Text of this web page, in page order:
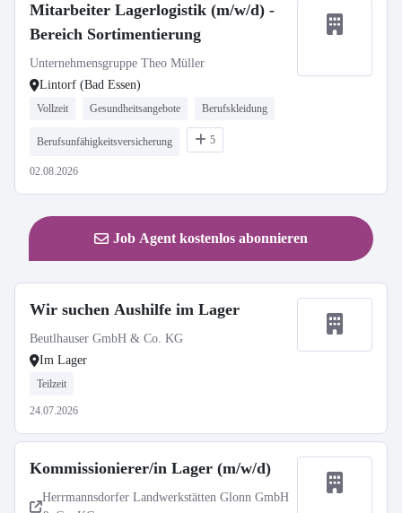
Mitarbeiter Lagerlogistik (m/w/d) -
Bereich Sortimentierung
Unternehmensgruppe Theo Müller
Lintorf (Bad Essen)
Vollzeit Gesundheitsangebote Berufskleidung
Berufsunfähigkeitsversicherung 5
02.08.2026
Job Agent kostenlos abonnieren
Wir suchen Aushilfe im Lager
Beutlhauser GmbH & Co. KG
Im Lager
Teilzeit
24.07.2026
Kommissionierer/in Lager (m/w/d)
Herrmannsdorfer Landwerkstätten Glonn GmbH